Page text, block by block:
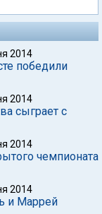
2014
победили
2014
сыграет с
2014
чемпионата
2014
и Маррей